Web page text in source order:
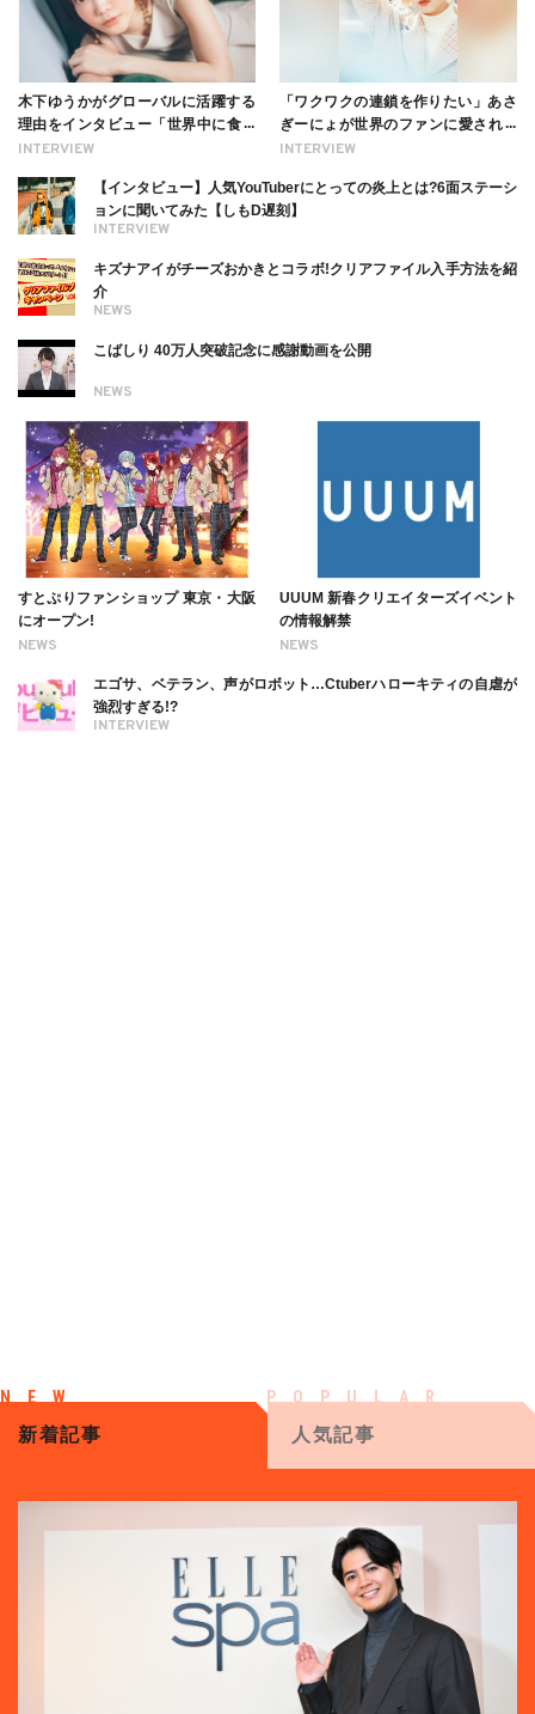
INTERVIEW
木下ゆうかがグローバルに活躍する
理由をインタビュー「世界中に食べ
る幸せを伝えたい」新事務所加入に
INTERVIEW
「ワクワクの連鎖を作りたい」あさ
ぎーにょが世界のファンに愛される
理由【インタビュー】
INTERVIEW
【インタビュー】人気YouTuberにとっての炎上とは?6面ステーシ
ョンに聞いてみた【しもD遅刻】
NEWS
キズナアイがチーズおかきとコラボ!クリアファイル入手方法を紹
介
NEWS
こばしり 40万人突破記念に感謝動画を公開
NEWS
すとぷりファンショップ 東京・大阪
にオープン!
NEWS
UUUM 新春クリエイターズイベント
の情報解禁
INTERVIEW
エゴサ、ベテラン、声がロボット…Ctuberハローキティの自虐が
強烈すぎる!?
新着記事 人気記事